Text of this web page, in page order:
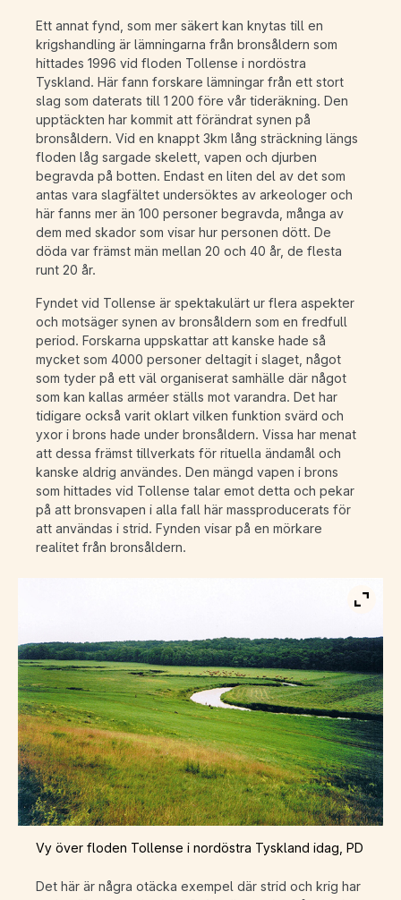
Ett annat fynd, som mer säkert kan knytas till en
krigshandling är lämningarna från bronsåldern som
hittades 1996 vid floden Tollense i nordöstra
Tyskland. Här fann forskare lämningar från ett stort
slag som daterats till 1 200 före vår tideräkning. Den
upptäckten har kommit att förändrat synen på
bronsåldern. Vid en knappt 3km lång sträckning längs
floden låg sargade skelett, vapen och djurben
begravda på botten. Endast en liten del av det som
antas vara slagfältet undersöktes av arkeologer och
här fanns mer än 100 personer begravda, många av
dem med skador som visar hur personen dött. De
döda var främst män mellan 20 och 40 år, de flesta
runt 20 år.
Fyndet vid Tollense är spektakulärt ur flera aspekter
och motsäger synen av bronsåldern som en fredfull
period. Forskarna uppskattar att kanske hade så
mycket som 4000 personer deltagit i slaget, något
som tyder på ett väl organiserat samhälle där något
som kan kallas arméer ställs mot varandra. Det har
tidigare också varit oklart vilken funktion svärd och
yxor i brons hade under bronsåldern. Vissa har menat
att dessa främst tillverkats för rituella ändamål och
kanske aldrig användes. Den mängd vapen i brons
som hittades vid Tollense talar emot detta och pekar
på att bronsvapen i alla fall här massproducerats för
att användas i strid. Fynden visar på en mörkare
realitet från bronsåldern.
Visa
Vy över floden Tollense i nordöstra Tyskland idag, PD
Det här är några otäcka exempel där strid och krig har